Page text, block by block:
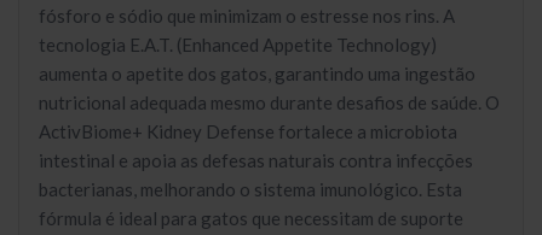
fósforo e sódio que minimizam o estresse nos rins. A
tecnologia E.A.T. (Enhanced Appetite Technology)
aumenta o apetite dos gatos, garantindo uma ingestão
nutricional adequada mesmo durante desafios de saúde. O
ActivBiome+ Kidney Defense fortalece a microbiota
intestinal e apoia as defesas naturais contra infecções
bacterianas, melhorando o sistema imunológico. Esta
fórmula é ideal para gatos que necessitam de suporte